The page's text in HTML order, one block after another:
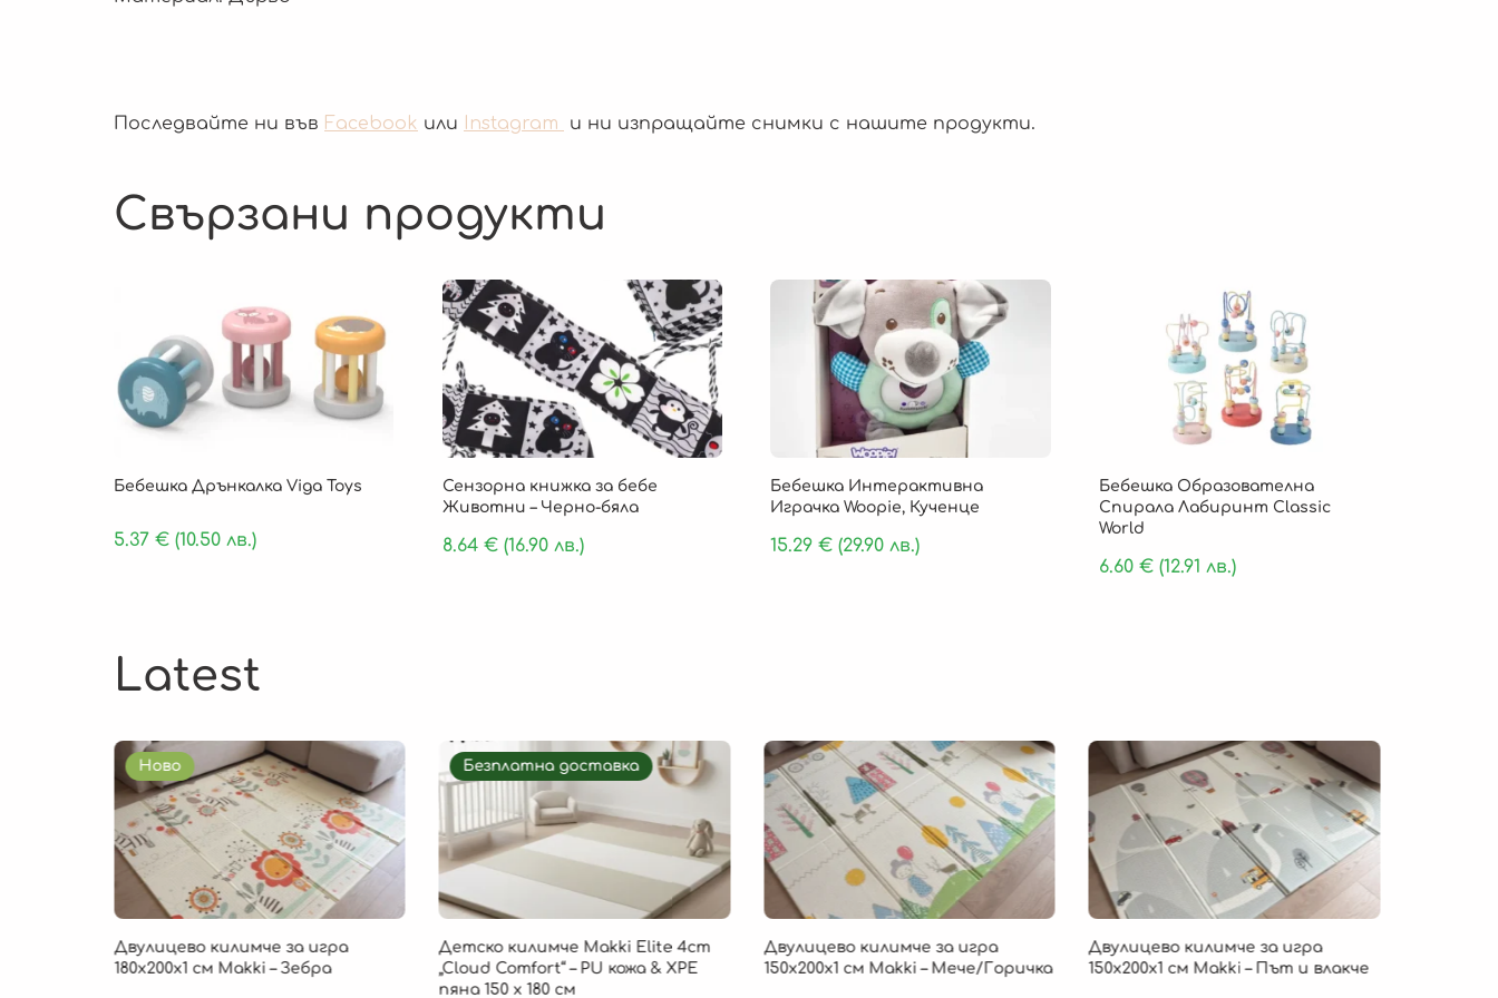
Последвайте ни във Facebook или Instagram и ни изпращайте снимки с нашите продукти.
Свързани продукти
Бебешка Дрънкалка Viga Toys
5.37 € (10.50 лв.)
Сензорна книжка за бебе
Животни – Черно-бяла
8.64 €(16.90 лв.)
Бебешка Интерактивна
Играчка Woopie, Кученце
15.29€ (29.90 лв.)
Бебешка Образователна
Спирала Лабиринт Classic
World
6.60€ (12.91 лв.)
Latest
Ново
Двулицево килимче за игра
180х200х1 см Makki – Зебра
Безплатна доставка
Детско килимче Makki Elite 4cm
„Cloud Comfort“ – PU кожа & XPE
пяна 150 х 180 см
Двулицево килимче за игра
150х200х1 см Makki – Мече/Горичка
Двулицево килимче за игра
150х200х1 см Makki – Път и влакче